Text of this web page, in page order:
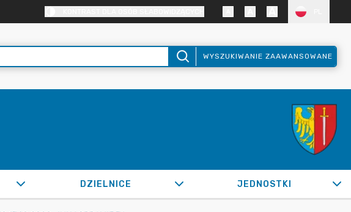
WYSZUKIWANIE ZAAWANSOWANE
DZIELNICE JEDNOSTKI